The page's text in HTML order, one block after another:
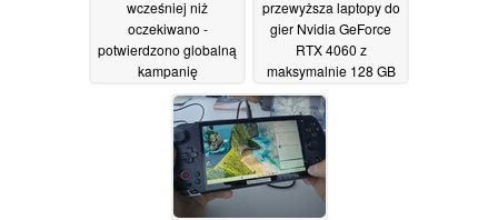
wcześniej niż
oczekiwano -
potwierdzono globalną
kampanię
crowdfundingową
03/09/2025
przewyższa laptopy do
gier Nvidia GeForce
RTX 4060 z
maksymalnie 128 GB
pamięci RAM